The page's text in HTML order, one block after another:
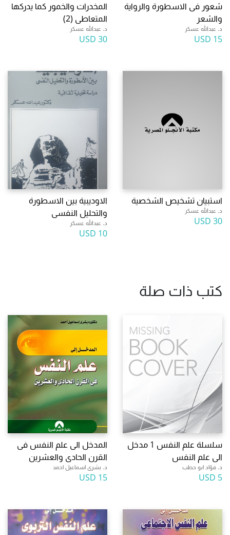
شعور فى الاسطورة والرواية
والشعر
د. عبدالله عسكر
15 USD
المخدرات والخمور كما يدركها
المتعاطى (2)
د. عبدالله عسكر
30 USD
استبيان تشخيص الشخصية
د. عبدالله عسكر
30 USD
الاوديبية بين الاسطورة
والتحليل النفسى
د. عبدالله عسكر
10 USD
كتب ذات صلة
سلسلة علم النفس 1 مدخل
الى علم النفس
د. فؤاد ابو حطب
5 USD
المدخل الى علم النفس فى
القرن الحادى والعشرين
د. بشرى اسماعيل احمد
15 USD